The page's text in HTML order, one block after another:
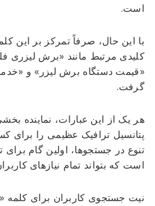
است.
با این حال، صرفاً تمرکز بر این
کلیدی مرتبط مانند «برش لیزری
«قیمت دستگاه برش لیزر» و
گرفت.
هر یک از این عبارات، نماینده
پتانسیل ترافیک عظیمی را برای
تنوع در جستجوها، اولین گام
است که بتواند تمام نیازهای
نیت جستجوی کاربران برای کلمه